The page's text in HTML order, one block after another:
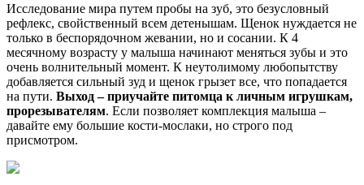
Исследование мира путем пробы на зуб, это безусловный
рефлекс, свойственный всем детенышам. Щенок нуждается не
только в беспорядочном жевании, но и сосании. К 4
месячному возрасту у малыша начинают меняться зубы и это
очень волнительный момент. К неутолимому любопытству
добавляется сильный зуд и щенок грызет все, что попадается
на пути. Выход – приучайте питомца к личным игрушкам,
прорезывателям. Если позволяет комплекция малыша –
давайте ему большие кости-мослаки, но строго под
присмотром.